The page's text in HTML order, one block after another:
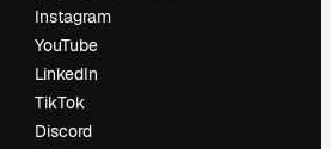
Instagram
YouTube
LinkedIn
TikTok
Discord